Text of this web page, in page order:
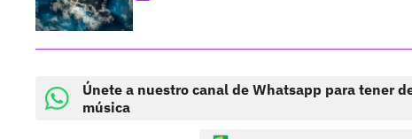
Únete a nuestro canal de Whatsapp para tener
música